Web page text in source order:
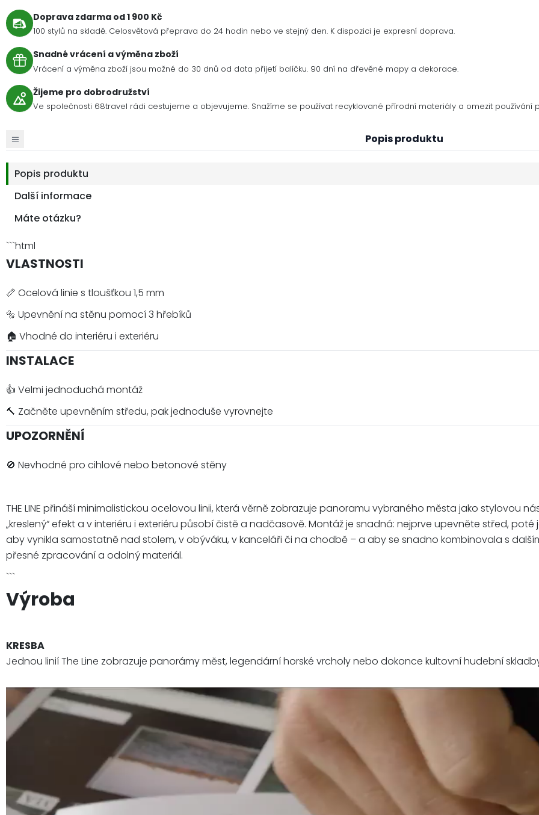
Doprava zdarma od 1 900 Kč
100 stylů na skladě. Celosvětová přeprava do 24 hodin nebo ve stejný den. K dispozici je expresní doprava.
Snadné vrácení a výměna zboží
Vrácení a výměna zboží jsou možné do 30 dnů od data přijetí balíčku. 90 dní na dřevěné mapy a dekorace.
Žijeme pro dobrodružství
Ve společnosti 68travel rádi cestujeme a objevujeme. Snažíme se používat recyklované přírodní materiály a omezit používání
Popis produktu
Popis produktu
Další informace
Máte otázku?
```html
VLASTNOSTI
📏 Ocelová linie s tloušťkou 1,5 mm
🔩 Upevnění na stěnu pomocí 3 hřebíků
🏠 Vhodné do interiéru i exteriéru
INSTALACE
👍 Velmi jednoduchá montáž
🔨 Začněte upevněním středu, pak jednoduše vyrovnejte
UPOZORNĚNÍ
🚫 Nevhodné pro cihlové nebo betonové stěny
THE LINE přináší minimalistickou ocelovou linii, která věrně zobrazuje panoramu vybraného města jako stylovou
„kreslený“ efekt a v interiéru i exteriéru působí čistě a nadčasově. Montáž je snadná: nejprve upevněte střed,
aby vynikla samostatně nad stolem, v obýváku, v kanceláři či na chodbě – a aby se snadno kombinovala s
přesné zpracování a odolný materiál.
```
Výroba
KRESBA
Jednou linií The Line zobrazuje panorámy měst, legendární horské vrcholy nebo dokonce kultovní hudební